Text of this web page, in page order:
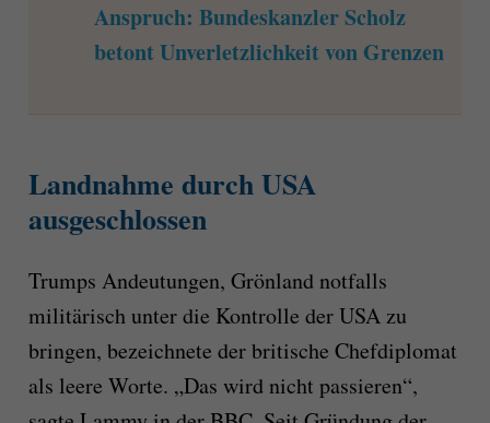
Anspruch: Bundeskanzler Scholz
betont Unverletzlichkeit von Grenzen
Landnahme durch USA
ausgeschlossen
Trumps Andeutungen, Grönland notfalls
militärisch unter die Kontrolle der USA zu
bringen, bezeichnete der britische Chefdiplomat
als leere Worte. „Das wird nicht passieren“,